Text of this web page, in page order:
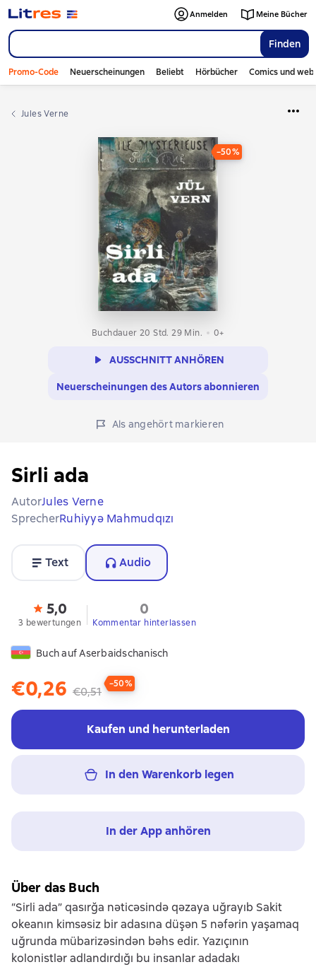
Finden
Anmelden Meine Bücher
Promo-Code Neuerscheinungen Beliebt Hörbücher Comics und
Jules Verne
−50%
Buchdauer 20 Std. 29 Min. 0+
AUSSCHNITT ANHÖREN
Neuerscheinungen des Autors abonnieren
Als angehört markieren
Sirli ada
AutorJules Verne
SprecherRuhiyyə Mahmudqızı
Text Audio
5,0
3 bewertungen
0
Kommentar hinterlassen
Buch auf Aserbaidschanisch
€0,26 €0,51
−50%
Kaufen und herunterladen
In den Warenkorb legen
In der App anhören
Über das Buch
“Sirli ada” qasırğa nəticəsində qəzaya uğrayıb Sakit
okeanın kimsəsiz bir adasına düşən 5 nəfərin yaşamaq
uğrunda mübarizəsindən bəhs edir. Yazıçının
kolonistlər adlandırdığı bu insanlar adadakı